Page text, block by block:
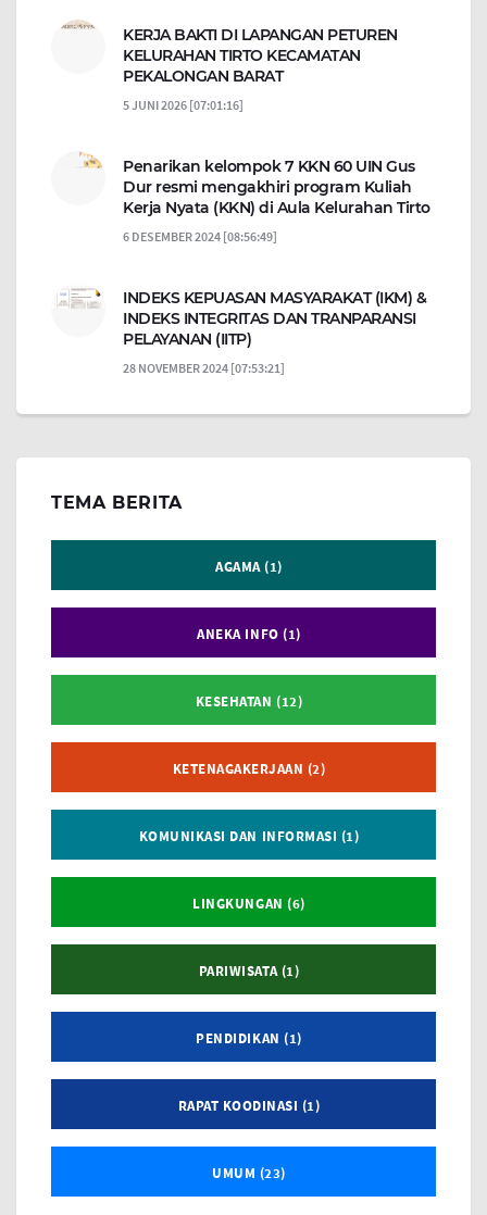
KERJA BAKTI DI LAPANGAN PETUREN
KELURAHAN TIRTO KECAMATAN
PEKALONGAN BARAT
5 JUNI 2026 [07:01:16]
Penarikan kelompok 7 KKN 60 UIN Gus
Dur resmi mengakhiri program Kuliah
Kerja Nyata (KKN) di Aula Kelurahan Tirto
6 DESEMBER 2024 [08:56:49]
INDEKS KEPUASAN MASYARAKAT (IKM) &
INDEKS INTEGRITAS DAN TRANPARANSI
PELAYANAN (IITP)
28 NOVEMBER 2024 [07:53:21]
TEMA BERITA
AGAMA (1)
ANEKA INFO (1)
KESEHATAN (12)
KETENAGAKERJAAN (2)
KOMUNIKASI DAN INFORMASI (1)
LINGKUNGAN (6)
PARIWISATA (1)
PENDIDIKAN (1)
RAPAT KOODINASI (1)
UMUM (23)